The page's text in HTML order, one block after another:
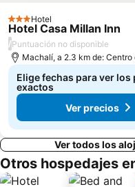
3 Estrellas
Hotel
Hotel Casa Millan Inn
/Puntuación no disponible
Machalí, a 2.3 km de:
Elige fechas para ver los
exactos
Ver precios
Ver todos los
Otros hospedajes